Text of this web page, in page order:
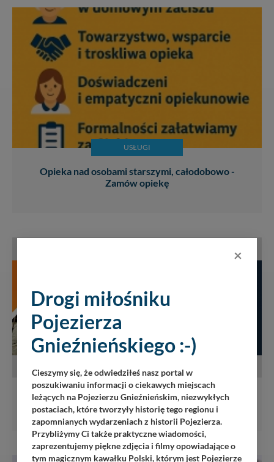
USŁUGI
Opieka nad osobami starszymi, całodobowo -
Zamów opiekę
USŁUGI
Obsługa muzyczna i fotograficzna imprez
×
Drogi miłośniku
Pojezierza
Gnieźnieńskiego :-)
Cieszymy się, że odwiedziłeś nasz portal w
poszukiwaniu informacji o ciekawych miejscach
leżących na Pojezierzu Gnieźnieńskim, niezwykłych
postaciach, które tworzyły historię tego regionu i
zapomnianych wydarzeniach z historii Pojezierza.
Przybliżymy Ci także praktyczne wiadomości,
zaprezentujemy piękne zdjęcia i filmy opowiadające o
tym magicznym kawałku Polski, którym jest Pojezierze